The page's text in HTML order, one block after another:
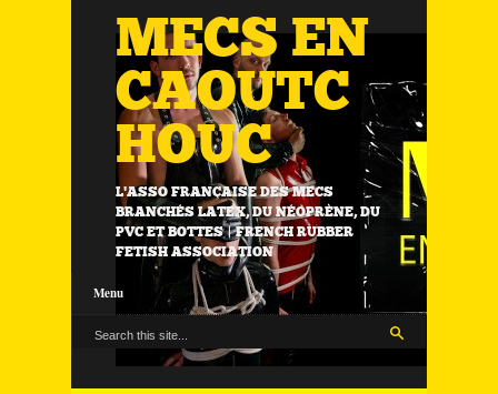
MECS EN
CAOUTC
HOUC
L'ASSO FRANÇAISE DES MECS
BRANCHÉS LATEX, DU NÉOPRÈNE, DU
PVC ET BOTTES | FRENCH RUBBER
FETISH ASSOCIATION
Menu